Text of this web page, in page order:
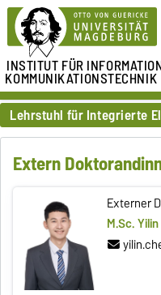
INSTITUT FÜR
KOMMUNIKATIONSTECHNIK
Lehrstuhl für Integrierte
Extern
Externer
M.Sc.